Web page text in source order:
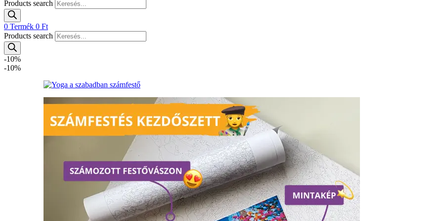
Products search
0 Termék 0 Ft
Products search
-10%
-10%